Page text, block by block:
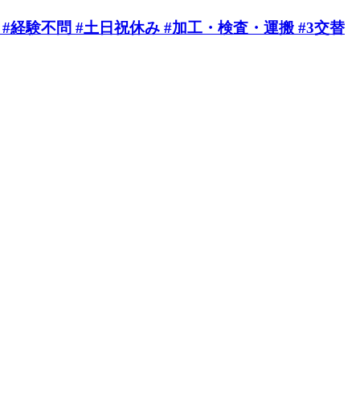
経験不問 #土日祝休み #加工・検査・運搬 #3交替